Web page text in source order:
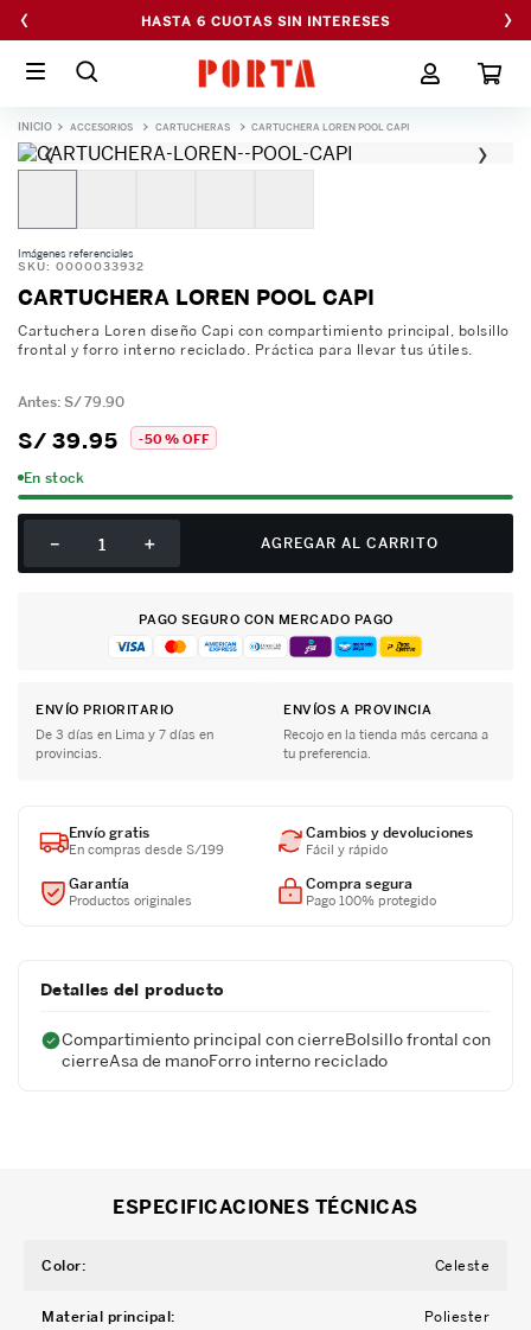
‹ HASTA 6 CUOTAS SIN INTERESES ›
ACCESORIOS CARTUCHERAS CARTUCHERA LOREN POOL CAPI
‹ ›
Imágenes referenciales
SKU: 0000033932
CARTUCHERA LOREN POOL CAPI
Cartuchera Loren diseño Capi con compartimiento principal, bolsillo
frontal y forro interno reciclado. Práctica para llevar tus útiles.
S/79.90
S/ 39.95 -50 % OFF
En stock
＋
－ AGREGAR AL CARRITO
PAGO SEGURO CON MERCADO PAGO
ENVÍO PRIORITARIO
De 3 días en Lima y 7 días en
provincias.
ENVÍOS A PROVINCIA
Recojo en la tienda más cercana a
tu preferencia.
Envío gratis
En compras desde S/199
Cambios y devoluciones
Fácil y rápido
Garantía
Productos originales
Compra segura
Pago 100% protegido
Detalles del producto
Compartimiento principal con cierreBolsillo frontal con
cierreAsa de manoForro interno reciclado
ESPECIFICACIONES TÉCNICAS
Color: Celeste
Material principal: Poliester